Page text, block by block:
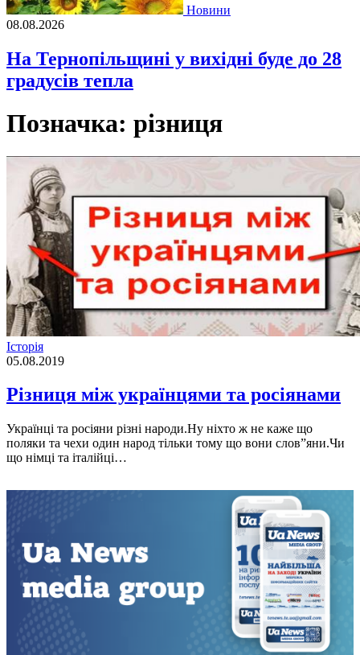
Новини
08.08.2026
На Тернопільщині у вихідні буде до 28
градусів тепла
Позначка: різниця
Історія
05.08.2019
Різниця між українцями та росіянами
Українці та росіяни різні народи.Ну ніхто ж не каже що
поляки та чехи один народ тільки тому що вони слов”яни.Чи
що німці та італійці…